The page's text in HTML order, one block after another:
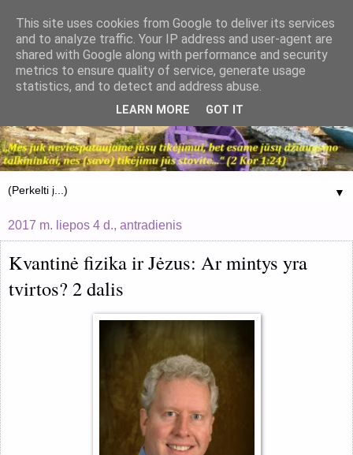
▼
2017 m. liepos 4 d., antradienis
Kvantinė fizika ir Jėzus: Ar mintys yra
tvirtos? 2 dalis
This site uses cookies from Google to deliver its services
and to analyze traffic. Your IP address and user-agent are
shared with Google along with performance and security
metrics to ensure quality of service, generate usage
statistics, and to detect and address abuse.
LEARN MORE GOT IT